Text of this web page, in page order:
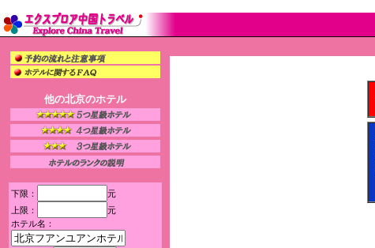
他の北京のホテル
下限：
元
上限：
元
ホテル名：